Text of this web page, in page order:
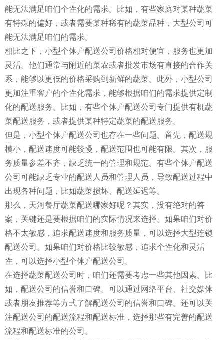
能无法满足咱们个性化的需求。比如，有些家庭对某种蔬菜
有特殊的偏好，或者需要某种稀有的蔬菜品种，大型公司可
能无法满足咱们的需求。
相比之下，小型个体户配送公司价格相对便宜，服务也更加
灵活。他们通常与附近的菜农或者批发市场有直接的合作关
系，能够以更低的价格采购到新鲜的蔬菜。此外，小型公司
更加注重客户的个性化需求，能够根据咱们的需求提供定制
化的配送服务。比如，有些个体户配送公司专门提供有机蔬
菜配送服务，或者提供某种特定蔬菜的配送服务。
但是，小型个体户配送公司也存在一些问题。首先，配送规
模小，配送速度可能较慢，配送范围也可能有限。其次，服
务质量参差不齐，缺乏统一的管理和规范。有些个体户配送
公司可能缺乏专业的配送人员和管理人员，导致配送过程中
出现各种问题，比如蔬菜损坏、配送延迟等。
那么，天河餐厅蔬菜配送哪家好呢？其实，没有绝对的答
案，关键还是要根据咱们的实际情况来选择。如果咱们对价
格不太敏感，追求配送速度和服务质量，可以选择大型连锁
配送公司。如果咱们对价格比较敏感，追求个性化和灵活
性，可以选择小型个体户配送公司。
在选择蔬菜配送公司时，咱们还需要考虑一些其他因素。比
如，配送公司的信誉和口碑。可以通过网络平台、社交媒体
或者朋友推荐等方式了解配送公司的信誉和口碑。还可以关
注配送公司的配送流程和配送标准，选择那些有完善的配送
流程和配送标准的公司。